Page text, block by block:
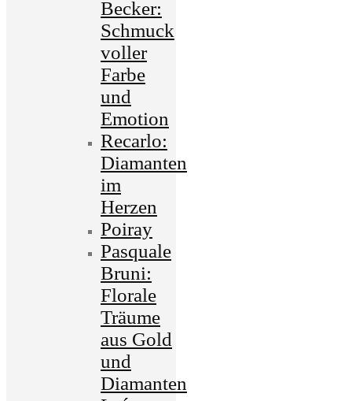
Becker:
Schmuck
voller
Farbe
und
Emotion
Recarlo:
Diamanten
im
Herzen
Poiray
Pasquale
Bruni:
Florale
Träume
aus Gold
und
Diamanten